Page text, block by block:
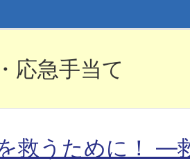
応急手当て
救うために！ ―